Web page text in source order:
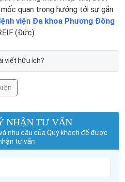
quan trọng hướng tới sự gắn
viện Đa khoa Phương Đông
(Đức).
viết hữu ích?
NHẬN TƯ VẤN
nhu cầu của Quý khách để được
tư vấn